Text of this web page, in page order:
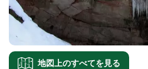
地図上のすべてを見る